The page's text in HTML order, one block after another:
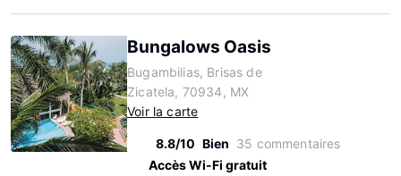
Bungalows Oasis
Bugambilias, Brisas de
Zicatela, 70934, MX
Voir la carte
8.8/10 Bien 35 commentaires
Accès Wi-Fi gratuit